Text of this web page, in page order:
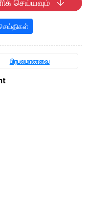
செய்யவும்
பிரபலமானவை